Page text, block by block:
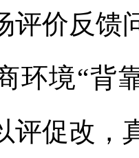
评价反馈
环境“背
评促改，